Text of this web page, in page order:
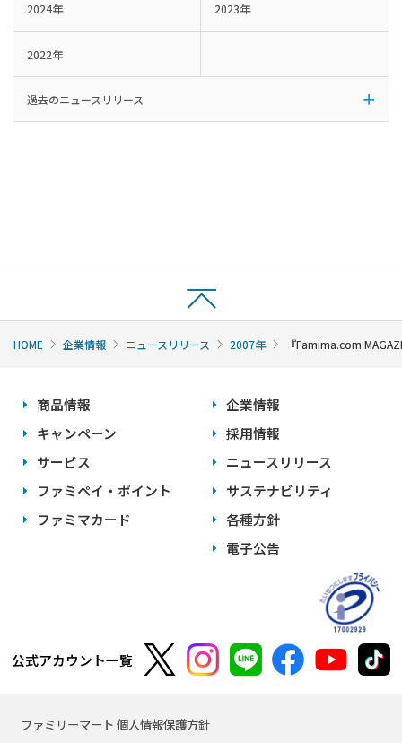
2024年 2023年
2022年
過去のニュースリリース
HOME 企業情報 ニュースリリース 2007年 『Famima.com
商品情報
キャンペーン
サービス
ファミペイ・ポイント
ファミマカード
企業情報
採用情報
ニュースリリース
サステナビリティ
各種方針
電子公告
公式アカウント一覧
ファミリーマート 個人情報保護方針